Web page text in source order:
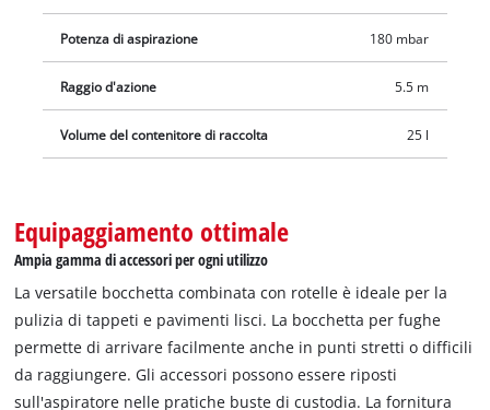
custodia. Così l'aspiratore a umido e a secco è subito pronto
per l'uso.
Potenza di aspirazione 180 mbar
Raggio d'azione 5.5 m
Volume del contenitore di raccolta 25 l
Equipaggiamento ottimale
Ampia gamma di accessori per ogni utilizzo
La versatile bocchetta combinata con rotelle è ideale per la
pulizia di tappeti e pavimenti lisci. La bocchetta per fughe
permette di arrivare facilmente anche in punti stretti o difficili
da raggiungere. Gli accessori possono essere riposti
sull'aspiratore nelle pratiche buste di custodia. La fornitura